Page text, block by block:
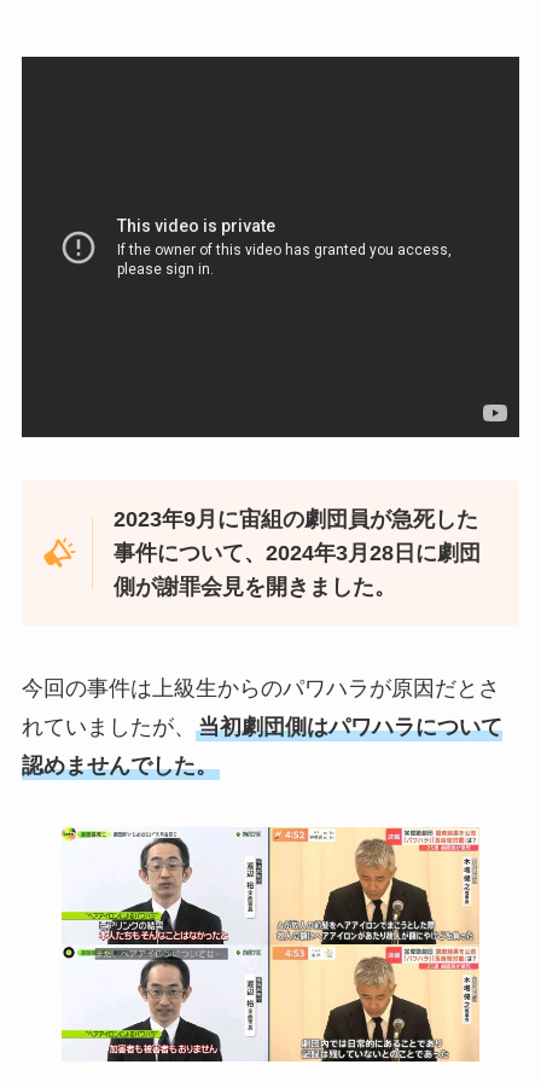
2023年9月に宙組の劇団員が急死した
事件について、2024年3月28日に劇団
側が謝罪会見を開きました。
今回の事件は上級生からのパワハラが原因だとさ
れていましたが、 当初劇団側はパワハラについて
認めませんでした。